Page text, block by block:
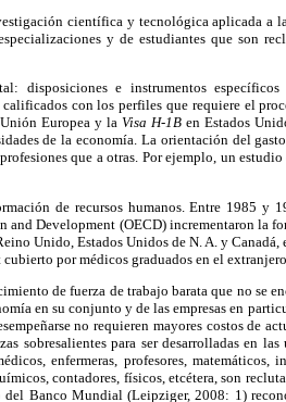
científica y tecnológica aplicada a
y de estudiantes que son
disposiciones e instrumentos
con los perfiles que requiere el
Europea y la Visa H-1Ben Estados
de la economía. La orientación del
que a otras. Por ejemplo, un
de recursos humanos. Entre 1985 y
Development (OECD) incrementaron la
Unido, Estados Unidos de N. A. y
por médicos graduados en el extranjero.
de fuerza de trabajo barata que no se
en su conjunto y de las empresas en
no requieren mayores costos de
sobresalientes para ser desarrolladas en
enfermeras, profesores, matemáticos,
contadores, físicos, etcétera, son
Banco Mundial (Leipziger, 2008: 1)